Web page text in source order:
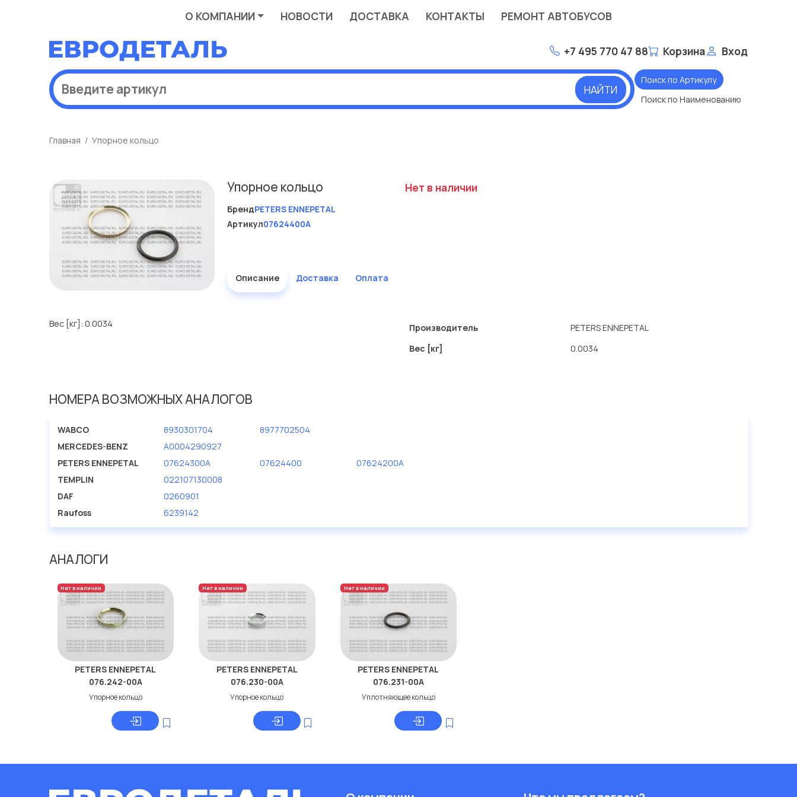
О КОМПАНИИ НОВОСТИ ДОСТАВКА КОНТАКТЫ РЕМОНТ АВТОБУСОВ
+7 495 770 47 88 Корзина Вход
НАЙТИ
Поиск по Артикулу
Поиск по Наименованию
Главная Упорное кольцо
Упорное кольцо
БрендPETERS ENNEPETAL
Артикул07624400A
Нет в наличии
Описание Доставка Оплата
Вес [кг]: 0.0034 Производитель
PETERS ENNEPETAL
Вес [кг]
0.0034
НОМЕРА ВОЗМОЖНЫХ АНАЛОГОВ
WABCO 8930301704
8977702504
MERCEDES-BENZ
A0004290927
PETERS ENNEPETAL
07624300A 07624400
07624200A
TEMPLIN
022107130008
DAF
0260901
Raufoss
6239142
АНАЛОГИ
Нет в наличии
PETERS ENNEPETAL
076.242-00A
Упорное кольцо
Нет в наличии
PETERS ENNEPETAL
076.230-00A
Упорное кольцо
Нет в наличии
PETERS ENNEPETAL
076.231-00A
Уплотняющее кольцо